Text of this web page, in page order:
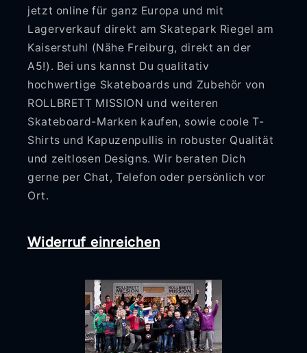
jetzt online für ganz Europa und mit
Lagerverkauf direkt am Skatepark Riegel am
Kaiserstuhl (Nähe Freiburg, direkt an der
A5!). Bei uns kannst Du qualitativ
hochwertige Skateboards und Zubehör von
ROLLBRETT MISSION und weiteren
Skateboard-Marken kaufen, sowie coole T-
Shirts und Kapuzenpullis in robuster Qualität
und zeitlosen Designs. Wir beraten Dich
gerne per Chat, Telefon oder persönlich vor
Ort.
Widerruf einreichen